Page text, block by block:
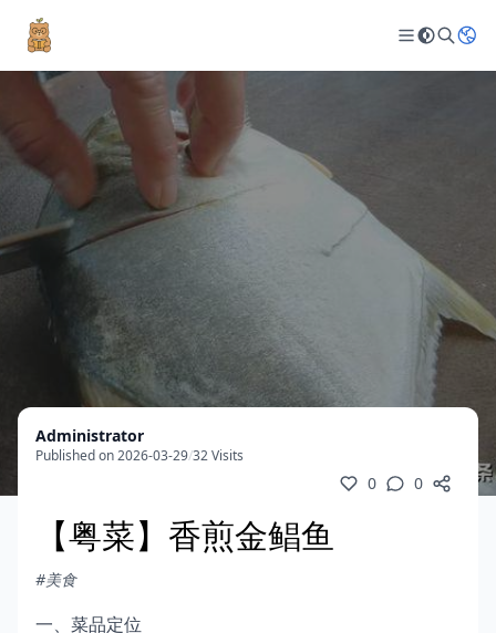
Administrator
Published on 2026-03-29/32 Visits
0 0
【粤菜】香煎金鲳鱼
#美食
一、菜品定位